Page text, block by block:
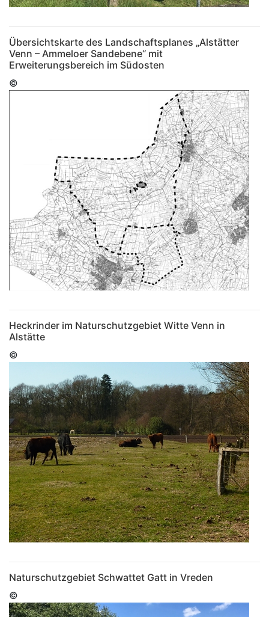
Übersichtskarte des Landschaftsplanes „Alstätter
Venn – Ammeloer Sandebene“ mit
Erweiterungsbereich im Südosten
©
Heckrinder im Naturschutzgebiet Witte Venn in
Alstätte
©
Naturschutzgebiet Schwattet Gatt in Vreden
©